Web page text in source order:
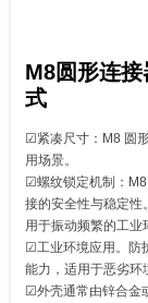
M8圆形连
式
☑紧凑尺寸：M8 圆
用场景。
☑螺纹锁定机制：
接的安全性与稳定性
用于振动频繁的工业
☑工业环境应用。防
能力，适用于恶劣环
☑外壳通常由锌合金